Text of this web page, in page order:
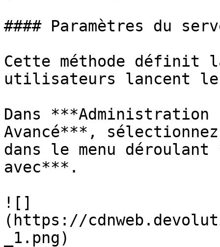
#### Paramètres du
Cette méthode définit
utilisateurs lancent
Dans
Avancé***,
dans le menu
avec***.
![]
(https://
_1.png)